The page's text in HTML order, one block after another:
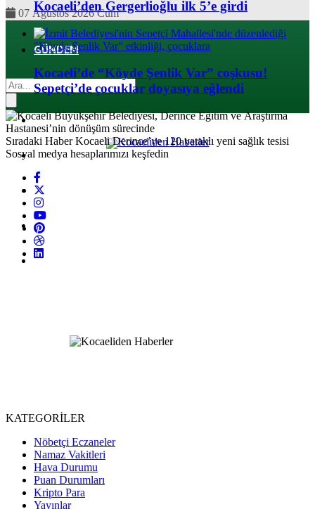
07 Ağustos 2026 Cum
GÜNDEM
EKONOMI
POLITIKA
DÜNYA
SPOR
MAGAZIN
SAĞLIK
Kocaeli’den Gergerlioğlu ilk 5’e girdi
Kocaeli’de “Köyde Şenlik Var” coşkusu!
Sepetçi’de çocuklar doyasıya eğlendi
Sıradaki Haber Kocaeli Derince’ye 120 yataklı yeni sağlık tesisi
Sosyal medya hesaplarımızı keşfedin
KATEGORİLER
Nöbetçi Eczaneler
Namaz Vakitleri
Hava Durumu
Puan Durumları
Kripto Para
Yayınlar